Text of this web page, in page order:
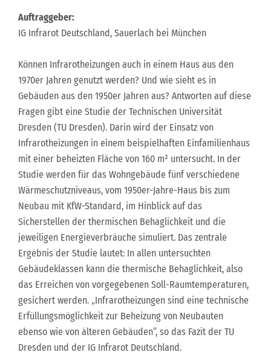
Auftraggeber:
IG Infrarot Deutschland, Sauerlach bei München
Können Infrarotheizungen auch in einem Haus aus den
1970er Jahren genutzt werden? Und wie sieht es in
Gebäuden aus den 1950er Jahren aus? Antworten auf diese
Fragen gibt eine Studie der Technischen Universität
Dresden (TU Dresden). Darin wird der Einsatz von
Infrarotheizungen in einem beispielhaften Einfamilienhaus
mit einer beheizten Fläche von 160 m² untersucht. In der
Studie werden für das Wohngebäude fünf verschiedene
Wärmeschutzniveaus, vom 1950er-Jahre-Haus bis zum
Neubau mit KfW-Standard, im Hinblick auf das
Sicherstellen der thermischen Behaglichkeit und die
jeweiligen Energieverbräuche simuliert. Das zentrale
Ergebnis der Studie lautet: In allen untersuchten
Gebäudeklassen kann die thermische Behaglichkeit, also
das Erreichen von vorgegebenen Soll-Raumtemperaturen,
gesichert werden. „Infrarotheizungen sind eine technische
Erfüllungsmöglichkeit zur Beheizung von Neubauten
ebenso wie von älteren Gebäuden“, so das Fazit der TU
Dresden und der IG Infrarot Deutschland.